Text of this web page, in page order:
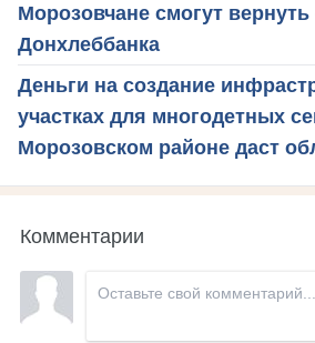
Морозовчане смогут
Донхлеббанка
Деньги на создание
участках для многодетных
Морозовском районе даст
Комментарии